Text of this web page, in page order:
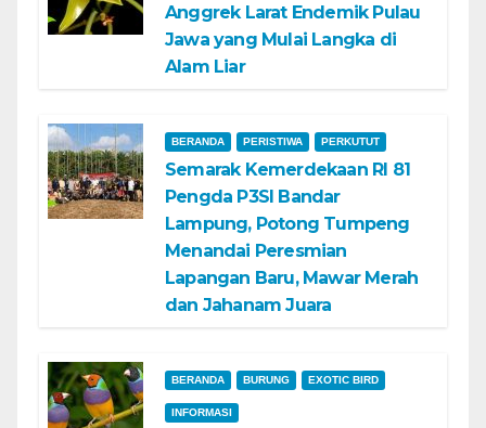
Anggrek Larat Endemik Pulau
Jawa yang Mulai Langka di
Alam Liar
BERANDA PERISTIWA PERKUTUT
Semarak Kemerdekaan RI 81
Pengda P3SI Bandar
Lampung, Potong Tumpeng
Menandai Peresmian
Lapangan Baru, Mawar Merah
dan Jahanam Juara
BERANDA BURUNG EXOTIC BIRD
INFORMASI